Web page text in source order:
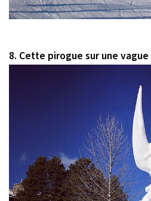
8. Cette pirogue sur une vague